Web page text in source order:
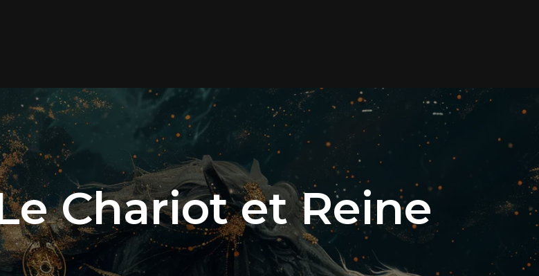
Chariot et Reine